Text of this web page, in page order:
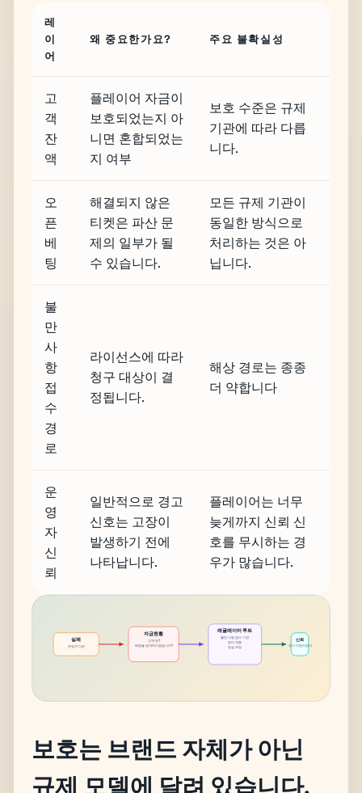
레
이
어
왜 중요한가요? 주요 불확실성
고
객
잔
액
플레이어 자금이
보호되었는지 아
니면 혼합되었는
지 여부
보호 수준은 규제
기관에 따라 다릅
니다.
오
픈
베
팅
해결되지 않은
티켓은 파산 문
제의 일부가 될
수 있습니다.
모든 규제 기관이
동일한 방식으로
처리하는 것은 아
닙니다.
불
만
사
항
접
수
경
로
라이선스에 따라
청구 대상이 결
정됩니다.
해상 경로는 종종
더 약합니다
운
영
자
신
뢰
일반적으로 경고
신호는 고장이
발생하기 전에
나타납니다.
플레이어는 너무
늦게까지 신뢰 신
호를 무시하는 경
우가 많습니다.
실패
운영자 다운
자금현황
고객 돈?
베팅을 공개하시겠습니까?
레귤레이터 루트
불만 사항 접수 기관
분리 계층
현실 주장
신뢰
위기 이전이었다
보호는 브랜드 자체가 아닌
규제 모델에 달려 있습니다.